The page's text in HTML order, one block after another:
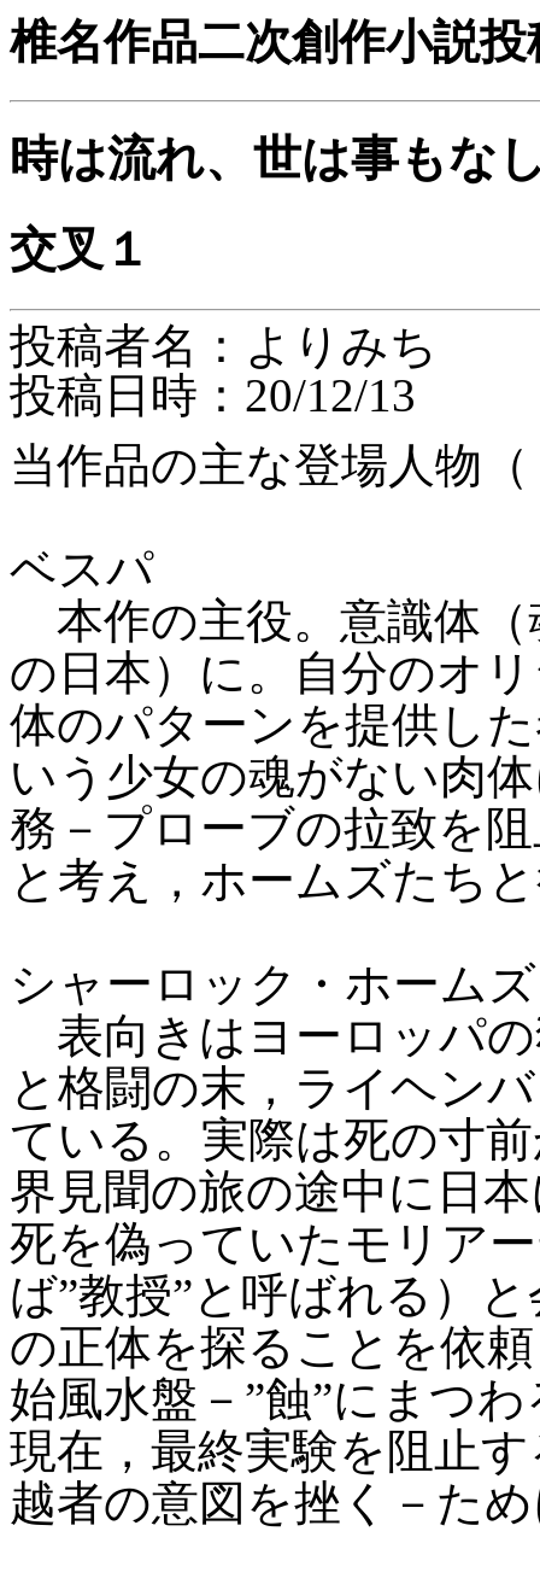
椎名作品二次創作小説投
時は流れ、世は事もな
交叉１
投稿者名：よりみち
投稿日時：20/12/13
当作品の主な登場人物
ベスパ
本作の主役。意識体（
の日本）に。自分のオ
体のパターンを提供し
いう少女の魂がない肉
務－プローブの拉致を
と考え，ホームズたち
シャーロック・ホームズ
表向きはヨーロッパ
と格闘の末，ライヘン
ている。実際は死の寸
界見聞の旅の途中に日
死を偽っていたモリア
ば”教授”と呼ばれる）
の正体を探ることを依
始風水盤－”蝕”にまつ
現在，最終実験を阻止
越者の意図を挫く－た